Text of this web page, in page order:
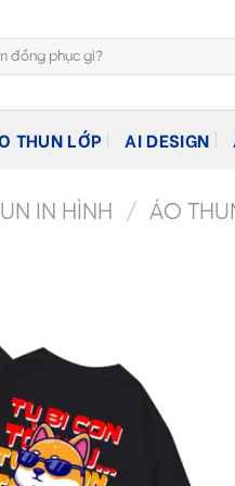
THUN LỚP AI DESIGN
IN HÌNH / ÁO